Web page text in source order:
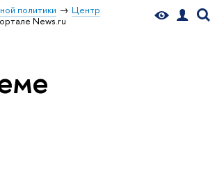
политики
Центр
News.ru